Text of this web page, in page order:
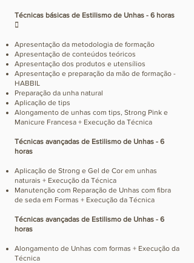
Técnicas básicas de Estilismo de Unhas - 6 horas

Apresentação da metodologia de formação
Apresentação de conteúdos teóricos
Apresentação dos produtos e utensílios
Apresentação e preparação da mão de formação -
HABBIL
Preparação da unha natural
Aplicação de tips
Alongamento de unhas com tips, Strong Pink e
Manicure Francesa + Execução da Técnica
Técnicas avançadas de Estilismo de Unhas - 6
horas
Aplicação de Strong e Gel de Cor em unhas
naturais + Execução da Técnica
Manutenção com Reparação de Unhas com fibra
de seda em Formas + Execução da Técnica
Técnicas avançadas de Estilismo de Unhas - 6
horas
Alongamento de Unhas com formas + Execução da
Técnica